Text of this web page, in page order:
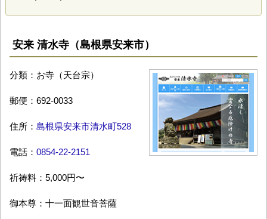
安来 清水寺（島根県安来市）
分類：お寺（天台宗）
郵便：692-0033
住所： 島根県安来市清水町528
電話： 0854-22-2151
祈祷料：5,000円〜
御本尊：十一面観世音菩薩